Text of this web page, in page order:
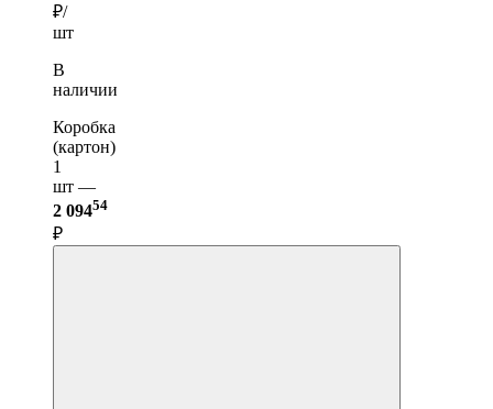
₽/
шт
В
наличии
Коробка
(картон)
1
шт —
2 09454
₽